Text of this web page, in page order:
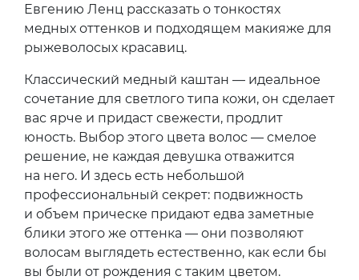
Евгению Ленц рассказать о тонкостях
медных оттенков и подходящем макияже для
рыжеволосых красавиц.
Классический медный каштан — идеальное
сочетание для светлого типа кожи, он сделает
вас ярче и придаст свежести, продлит
юность. Выбор этого цвета волос — смелое
решение, не каждая девушка отважится
на него. И здесь есть небольшой
профессиональный секрет: подвижность
и объем прическе придают едва заметные
блики этого же оттенка — они позволяют
волосам выглядеть естественно, как если бы
вы были от рождения с таким цветом.